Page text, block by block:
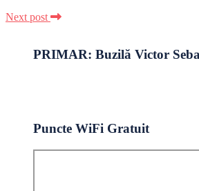
Next post
PRIMAR: Buzilă Victor
Puncte WiFi Gratuit